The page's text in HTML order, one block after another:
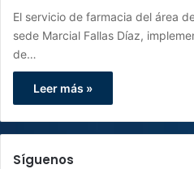
El servicio de farmacia del área
sede Marcial Fallas Díaz,
de…
Leer más »
Síguenos